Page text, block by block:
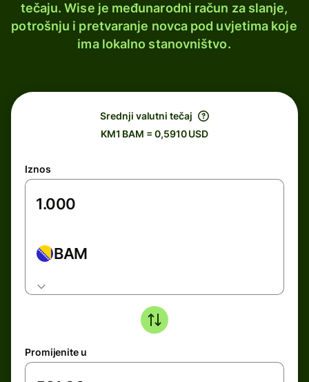
tečaju. Wise je međunarodni račun za slanje,
potrošnju i pretvaranje novca pod uvjetima koje
ima lokalno stanovništvo.
Srednji valutni tečaj
KM1 BAM = 0,5910 USD
Iznos
BAM
Promijenite u